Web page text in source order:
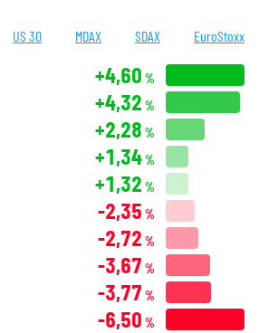
US 30 MDAX SDAX EuroStoxx
+4,60 %
+4,32 %
+2,28 %
+1,34%
+1,32 %
-2,35 %
-2,72 %
-3,67 %
-3,77 %
-6,50 %